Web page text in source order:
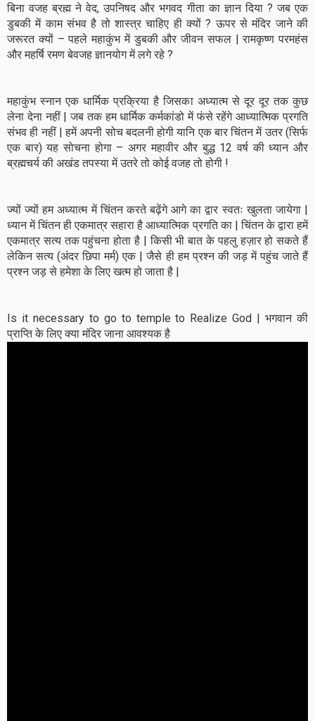
बिना वजह ब्रह्म ने वेद, उपनिषद और भगवद गीता का ज्ञान दिया ? जब एक
डुबकी में काम संभव है तो शास्त्र चाहिए ही क्यों ? ऊपर से मंदिर जाने की
जरूरत क्यों – पहले महाकुंभ में डुबकी और जीवन सफल | रामकृष्ण परमहंस
और महर्षि रमण बेवजह ज्ञानयोग में लगे रहे ?
महाकुंभ स्नान एक धार्मिक प्रक्रिया है जिसका अध्यात्म से दूर दूर तक कुछ
लेना देना नहीं | जब तक हम धार्मिक कर्मकांडो में फंसे रहेंगे आध्यात्मिक प्रगति
संभव ही नहीं | हमें अपनी सोच बदलनी होगी यानि एक बार चिंतन में उतर (सिर्फ
एक बार) यह सोचना होगा – अगर महावीर और बुद्ध 12 वर्ष की ध्यान और
ब्रह्मचर्य की अखंड तपस्या में उतरे तो कोई वजह तो होगी !
ज्यों ज्यों हम अध्यात्म में चिंतन करते बढ़ेंगे आगे का द्वार स्वतः खुलता जायेगा |
ध्यान में चिंतन ही एकमात्र सहारा है आध्यात्मिक प्रगति का | चिंतन के द्वारा हमें
एकमात्र सत्य तक पहुंचना होता है | किसी भी बात के पहलु हज़ार हो सकते हैं
लेकिन सत्य (अंदर छिपा मर्म) एक | जैसे ही हम प्रश्न की जड़ में पहुंच जाते हैं
प्रश्न जड़ से हमेशा के लिए खत्म हो जाता है |
Is it necessary to go to temple to Realize God | भगवान की
प्राप्ति के लिए क्या मंदिर जाना आवश्यक है